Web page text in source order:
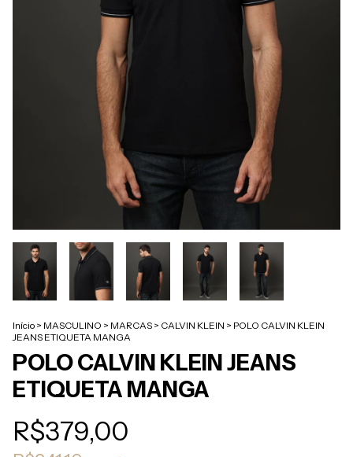
Início > MASCULINO > MARCAS > CALVIN KLEIN > POLO CALVIN KLEIN
JEANS ETIQUETA MANGA
POLO CALVIN KLEIN JEANS
ETIQUETA MANGA
R$379,00